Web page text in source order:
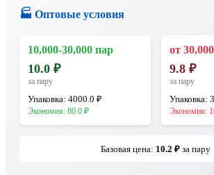
🏭 Оптовые условия
10,000-30,000 пар
10.0 ₽
за пару
Упаковка: 4000.0 ₽
Экономия: 80.0 ₽
от
9.8 ₽
за пару
Упаковка:
Экономия:
Базовая цена: 10.2 ₽ за пару